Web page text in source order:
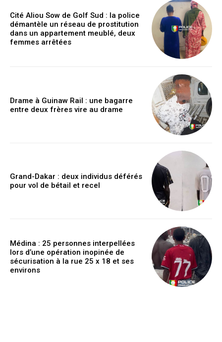
Cité Aliou Sow de Golf Sud : la police
démantèle un réseau de prostitution
dans un appartement meublé, deux
femmes arrêtées
Drame à Guinaw Rail : une bagarre
entre deux frères vire au drame
Grand-Dakar : deux individus déférés
pour vol de bétail et recel
Médina : 25 personnes interpellées
lors d’une opération inopinée de
sécurisation à la rue 25 x 18 et ses
environs